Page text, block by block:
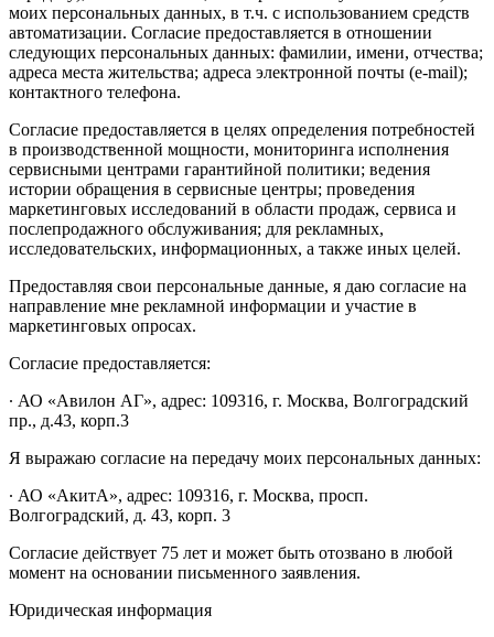
моих персональных данных, в т.ч. с использованием средств
автоматизации. Согласие предоставляется в отношении
следующих персональных данных: фамилии, имени, отчества;
адреса места жительства; адреса электронной почты (e-mail);
контактного телефона.
Согласие предоставляется в целях определения потребностей
в производственной мощности, мониторинга исполнения
сервисными центрами гарантийной политики; ведения
истории обращения в сервисные центры; проведения
маркетинговых исследований в области продаж, сервиса и
послепродажного обслуживания; для рекламных,
исследовательских, информационных, а также иных целей.
Предоставляя свои персональные данные, я даю согласие на
направление мне рекламной информации и участие в
маркетинговых опросах.
Согласие предоставляется:
∙ АО «Авилон АГ», адрес: 109316, г. Москва, Волгоградский
пр., д.43, корп.3
Я выражаю согласие на передачу моих персональных данных:
∙ АО «АкитА», адрес: 109316, г. Москва, просп.
Волгоградский, д. 43, корп. 3
Согласие действует 75 лет и может быть отозвано в любой
момент на основании письменного заявления.
Юридическая информация